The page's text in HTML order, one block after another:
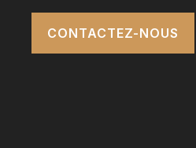
CONTACTEZ-NOUS